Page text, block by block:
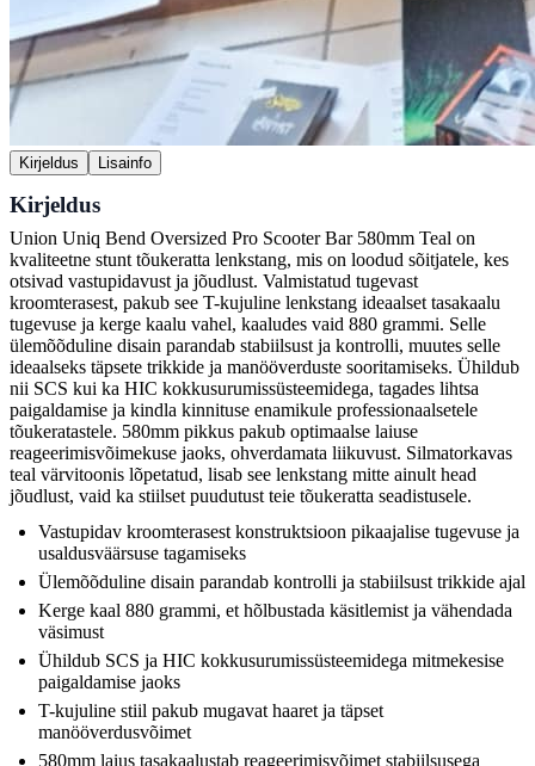
Kirjeldus Lisainfo
Kirjeldus
Union Uniq Bend Oversized Pro Scooter Bar 580mm Teal on
kvaliteetne stunt tõukeratta lenkstang, mis on loodud sõitjatele, kes
otsivad vastupidavust ja jõudlust. Valmistatud tugevast
kroomterasest, pakub see T-kujuline lenkstang ideaalset tasakaalu
tugevuse ja kerge kaalu vahel, kaaludes vaid 880 grammi. Selle
ülemõõduline disain parandab stabiilsust ja kontrolli, muutes selle
ideaalseks täpsete trikkide ja manööverduste sooritamiseks. Ühildub
nii SCS kui ka HIC kokkusurumissüsteemidega, tagades lihtsa
paigaldamise ja kindla kinnituse enamikule professionaalsetele
tõukeratastele. 580mm pikkus pakub optimaalse laiuse
reageerimisvõimekuse jaoks, ohverdamata liikuvust. Silmatorkavas
teal värvitoonis lõpetatud, lisab see lenkstang mitte ainult head
jõudlust, vaid ka stiilset puudutust teie tõukeratta seadistusele.
Vastupidav kroomterasest konstruktsioon pikaajalise tugevuse ja
usaldusväärsuse tagamiseks
Ülemõõduline disain parandab kontrolli ja stabiilsust trikkide ajal
Kerge kaal 880 grammi, et hõlbustada käsitlemist ja vähendada
väsimust
Ühildub SCS ja HIC kokkusurumissüsteemidega mitmekesise
paigaldamise jaoks
T-kujuline stiil pakub mugavat haaret ja täpset
manööverdusvõimet
580mm laius tasakaalustab reageerimisvõimet stabiilsusega